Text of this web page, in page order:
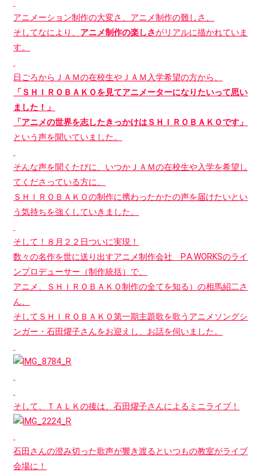
アニメーション制作の大変さ、アニメ制作の難しさ、
そしてなにより、 アニメ制作の楽しさがリアルに描かれていま
す。
日ごろからＪＡＭの在校生やＪＡＭ入学希望の方から、
「ＳＨＩＲＯＢＡＫＯを見てアニメーターになりたいって思い
ました！」
「アニメの世界を志したきっかけはＳＨＩＲＯＢＡＫＯです」
という声を聞いていました。
そんな声を聞くたびに、いつかＪＡＭの在校生や入学を希望し
てくださっている方に、
ＳＨＩＲＯＢＡＫＯの制作に携わったかたの声を届けたいとい
う気持ちを強くしていきました。
そして！８月２２日ついに実現！
数々の名作を世に送り出すアニメ制作会社 P.A.WORKSのライ
ンプロデューサー（制作統括）で、
アニメ、ＳＨＩＲＯＢＡＫＯ制作の全てを知る）の相馬紹二さ
ん、
そしてＳＨＩＲＯＢＡＫＯ第一期主題歌を歌うアニメソングシ
ンガー・石田燿子さんをお迎えし、お話を伺いました。
そして、ＴＡＬＫの後は、石田燿子さんによるミニライブ！
石田さんの澄み切った歌声が響き渡るといつもの教室がライブ
会場に！